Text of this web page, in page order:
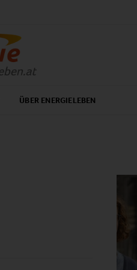
ÜBER ENERGIELEBEN